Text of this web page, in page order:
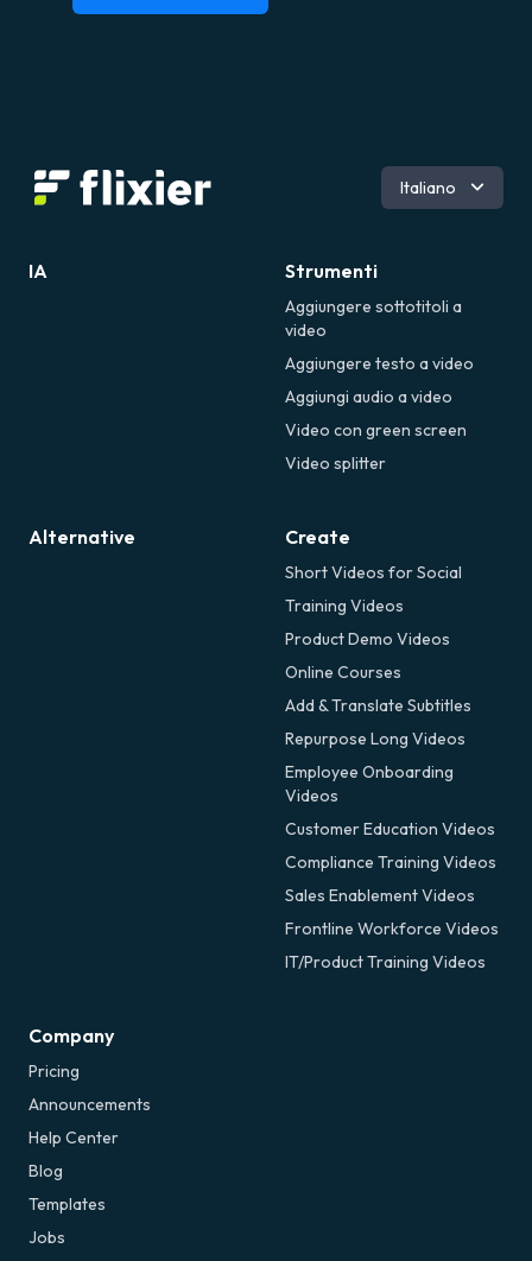
Inglese
Italiano
IA Strumenti
Aggiungere sottotitoli a
video
Aggiungere testo a video
Aggiungi audio a video
Video con green screen
Video splitter
Alternative Create
Short Videos for Social
Training Videos
Product Demo Videos
Online Courses
Add & Translate Subtitles
Repurpose Long Videos
Employee Onboarding
Videos
Customer Education Videos
Compliance Training Videos
Sales Enablement Videos
Frontline Workforce Videos
IT/Product Training Videos
Company
Pricing
Announcements
Help Center
Blog
Templates
Jobs